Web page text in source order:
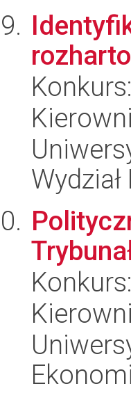
Konkurs:
Konkurs: